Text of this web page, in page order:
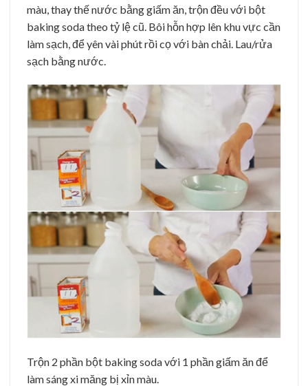
màu, thay thế nước bằng giấm ăn, trộn đều với bột
baking soda theo tỷ lệ cũ. Bôi hỗn hợp lên khu vực cần
làm sạch, để yên vài phút rồi cọ với bàn chải. Lau/rửa
sạch bằng nước.
Trộn 2 phần bột baking soda với 1 phần giấm ăn để
làm sáng xi măng bị xỉn màu.